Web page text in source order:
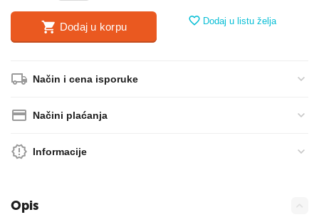
Dodaj u korpu Dodaj u listu želja
Način i cena isporuke
Načini plaćanja
Informacije
Opis